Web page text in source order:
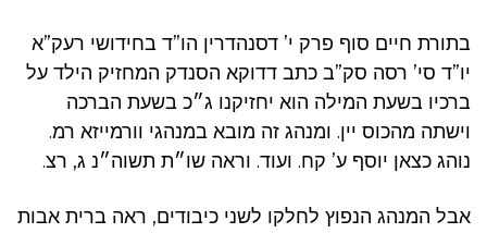
בתורת חיים סוף פרק י’ דסנהדרין הו”ד בחידושי רעק”א
יו”ד סי’ רסה סק”ב כתב דדוקא הסנדק המחזיק הילד על
ברכיו בשעת המילה הוא יחזיקנו ג״כ בשעת הברכה
וישתה מהכוס יין. ומנהג זה מובא במנהגי וורמייזא רמ.
נוהג כצאן יוסף ע’ קח. ועוד. וראה שו״ת תשוה״נ ג, רצ.
אבל המנהג הנפוץ לחלקו לשני כיבודים, ראה ברית אבות